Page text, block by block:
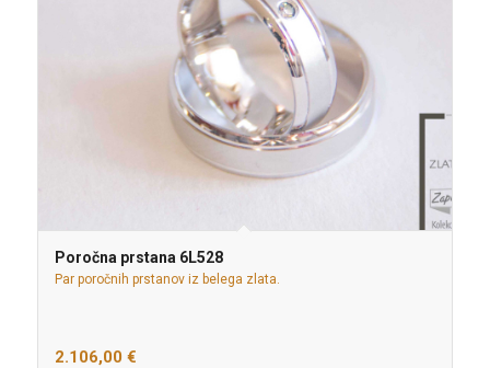
Poročna prstana 6L528
Par poročnih prstanov iz belega zlata.
2.106,00 €